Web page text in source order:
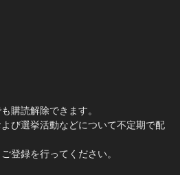
購読解除できます。
び選挙活動などについて不定期で配
登録を行ってください。